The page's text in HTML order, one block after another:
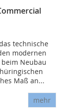
technische
modernen
Neubau
Maß an...
mehr